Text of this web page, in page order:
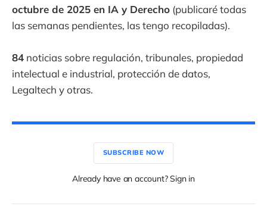
octubre de 2025 en IA y Derecho (publicaré todas
las semanas pendientes, las tengo recopiladas).
84 noticias sobre regulación, tribunales, propiedad
intelectual e industrial, protección de datos,
Legaltech y otras.
SUBSCRIBE NOW
Already have an account? Sign in